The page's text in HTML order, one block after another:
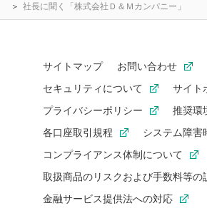
社長に聞く「株式会社Ｄ＆Ｍカンパニー」
サイトマップ
お問い合わせ
セキュリティについて
サイト
プライバシーポリシー
推奨環
各口座取引規程
システム障害
コンプライアンス体制について
取扱商品のリスクおよび手数料等の
金融サービス提供法への対応